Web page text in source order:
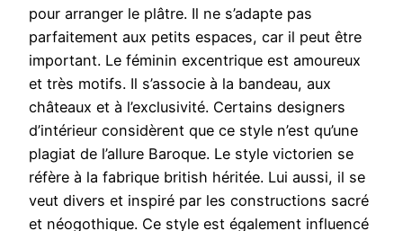
pour arranger le plâtre. Il ne s’adapte pas
parfaitement aux petits espaces, car il peut être
important. Le féminin excentrique est amoureux
et très motifs. Il s’associe à la bandeau, aux
châteaux et à l’exclusivité. Certains designers
d’intérieur considèrent que ce style n’est qu’une
plagiat de l’allure Baroque. Le style victorien se
réfère à la fabrique british héritée. Lui aussi, il se
veut divers et inspiré par les constructions sacré
et néogothique. Ce style est également influencé